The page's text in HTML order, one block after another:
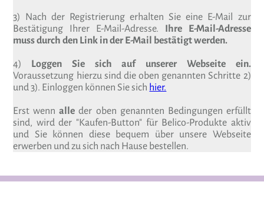
3) Nach der Registrierung erhalten Sie eine E-Mail zur
Bestätigung Ihrer E-Mail-Adresse. Ihre E-Mail-Adresse
muss durch den Link in der E-Mail bestätigt werden.
4) Loggen Sie sich auf unserer Webseite ein.
Voraussetzung hierzu sind die oben genannten Schritte 2)
und 3). Einloggen können Sie sich hier.
Erst wennalle der oben genannten Bedingungen erfüllt
sind, wird der "Kaufen-Button" für Belico-Produkte aktiv
und Sie können diese bequem über unsere Webseite
erwerben und zu sich nach Hause bestellen.